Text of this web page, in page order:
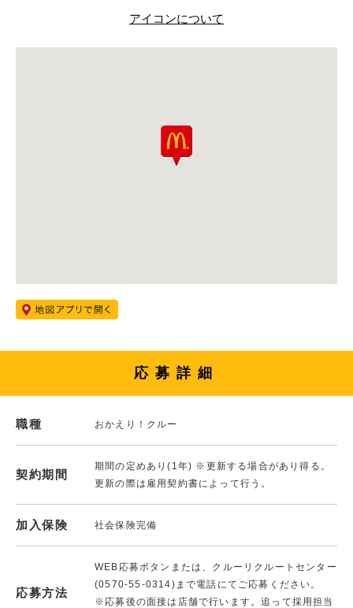
アイコンについて
応募詳細
職種 おかえり！クルー
契約期間
期間の定めあり(1年) ※更新する場合があり得る。
更新の際は雇用契約書によって行う。
加入保険 社会保険完備
応募方法
WEB応募ボタンまたは、クルーリクルートセンター
(0570-55-0314)まで電話にてご応募ください。
※応募後の面接は店舗で行います。追って採用担当